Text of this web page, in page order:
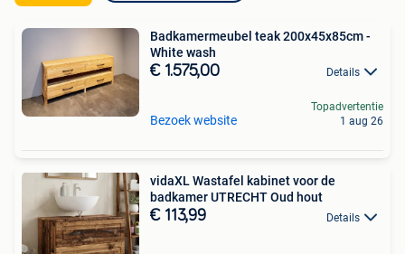
Badkamermeubel teak 200x45x85cm -
White wash
€ 1.575,00 Details
Bezoek website
Topadvertentie
1 aug 26
vidaXL Wastafel kabinet voor de
badkamer UTRECHT Oud hout
€ 113,99 Details